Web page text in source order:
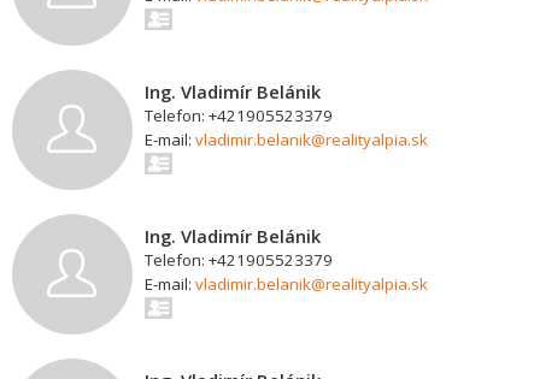
Ing. Vladimír Belánik
Telefon: +421905523379
E-mail: vladimir.belanik@realityalpia.sk
Ing. Vladimír Belánik
Telefon: +421905523379
E-mail: vladimir.belanik@realityalpia.sk